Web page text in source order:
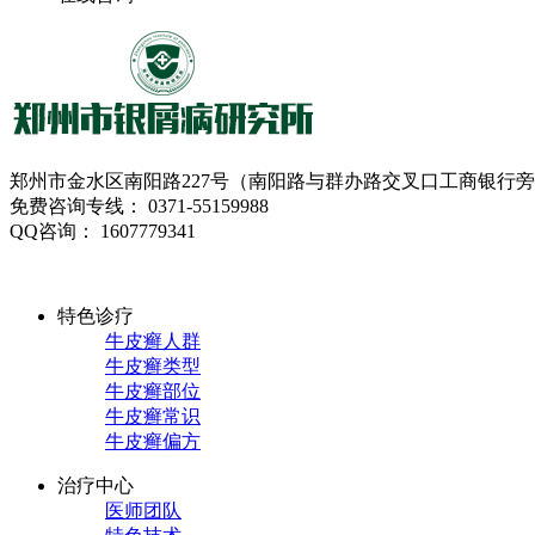
郑州市金水区南阳路227号（南阳路与群办路交叉口工商银行
免费咨询专线： 0371-55159988
QQ咨询： 1607779341
特色诊疗
牛皮癣人群
牛皮癣类型
牛皮癣部位
牛皮癣常识
牛皮癣偏方
治疗中心
医师团队